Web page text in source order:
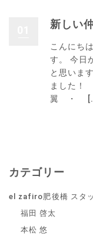
新しい
こんにち
す。 今日
と思いま
ました！
翼 ・
カテゴリー
el zafiro肥後橋 スタ
福田 啓太
本松 悠